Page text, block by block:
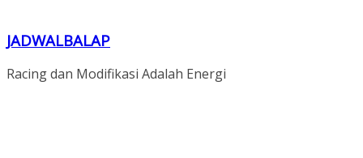
JADWALBALAP
Racing dan Modifikasi Adalah Energi